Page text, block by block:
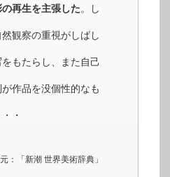
再生を主張した。し
観察の重視がしばし
もたらし、また自己
作品を没個性的なも
・
：「新潮 世界美術辞典」